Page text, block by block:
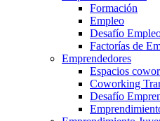
Formación
Empleo
Desafío
Factorías de
Emprendedores
Espacios
Coworking
Desafío